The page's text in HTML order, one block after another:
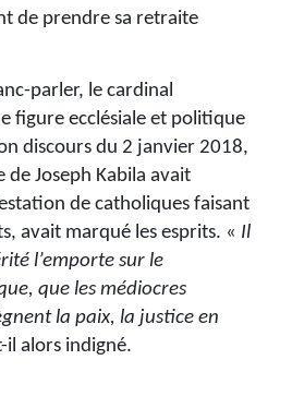
de prendre sa retraite
parler, le cardinal
figure ecclésiale et politique
discours du 2 janvier 2018,
de Joseph Kabila avait
de catholiques faisant
avait marqué les esprits. « Il
l’emporte sur le
que les médiocres
la paix, la justice en
il alors indigné.